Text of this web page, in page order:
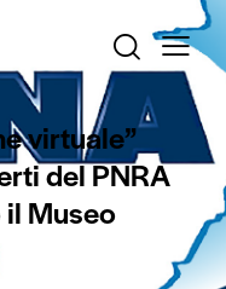
virtuale”
del PNRA
Museo